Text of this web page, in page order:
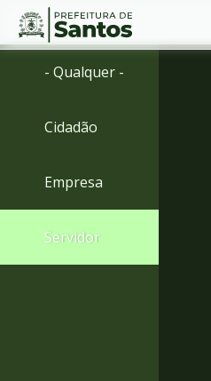
Ir
menu
para
Conteúdo
- Qualquer -
Cidadão
Empresa
Servidor